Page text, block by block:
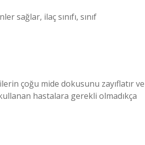
sağlar, ilaç sınıfı, sınıf
çoğu mide dokusunu zayıflatır ve
hastalara gerekli olmadıkça